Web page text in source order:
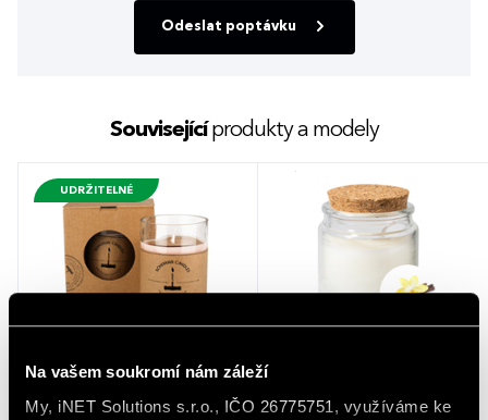
Na vašem soukromí nám záleží
My, iNET Solutions s.r.o., IČO 26775751, využíváme ke
Odeslat poptávku
Souvisejícíprodukty a modely
UDRŽITELNÉ
Přírodní vonná svíčka sójová -
krabičce - Rose